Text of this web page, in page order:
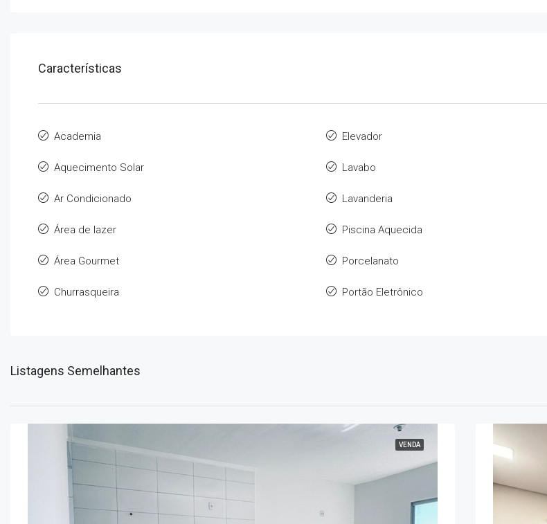
Características
Academia
Aquecimento Solar
Ar Condicionado
Área de lazer
Área Gourmet
Churrasqueira
Elevador
Lavabo
Lavanderia
Piscina Aquecida
Porcelanato
Portão Eletrônico
Listagens Semelhantes
VENDA